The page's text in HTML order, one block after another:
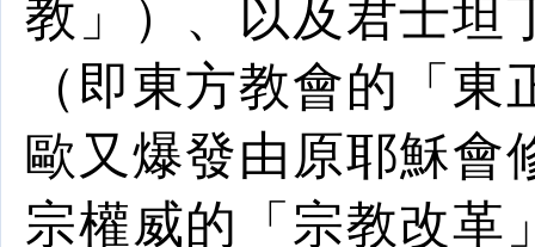
教」）、以及 君士坦
（即東方教會的「
歐 又爆發由原耶穌會
宗權威的「 宗教改革